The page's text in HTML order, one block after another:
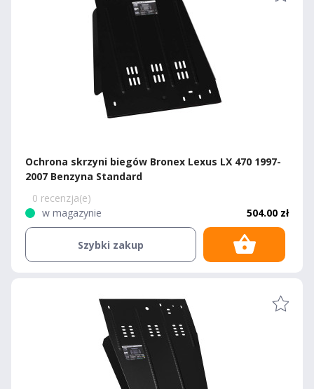
Ochrona skrzyni biegów Bronex Lexus LX 470 1997-
2007 Benzyna Standard
0 recenzja(e)
w magazynie
504.00 zł
Szybki zakup